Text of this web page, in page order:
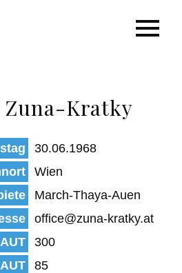
Zuna-Kratky
30.06.1968
Wien
March-Thaya-Auen
office@zuna-kratky.at
300
85
Liste